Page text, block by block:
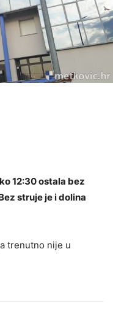
12:30 ostala bez
struje je i dolina
trenutno nije u